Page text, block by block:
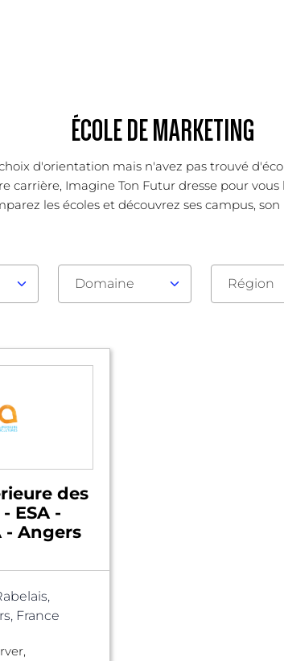
ÉCOLE DE MARKETING
d'orientation mais n'avez pas trouvé
Imagine Ton Futur dresse pour
les écoles et découvrez ses campus,
Domaine Région
des
ESA -
- Angers
France